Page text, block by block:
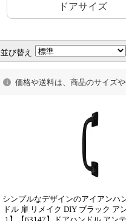
ドアサイズ
並び替え
価格や送料は、商品のサイズ
シンプルなデザインのアイアンハ
ドル 扉 リメイク DIY ブラック ア